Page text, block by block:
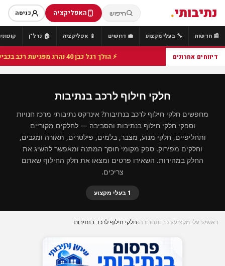
נתיבותי. חיפוש האפליקציה כניסה
📰 חדשות 🔧 בעלי מקצוע 💼 דרושים 📱 אפליקציה 🏠 נדל"ן
דיווחים אחרונים ⚡ הולך רגל כבן 40 נהרג מפגיעת רכב בכביש 25 סמוך לצומת הנשיא, מתנדבי זק"א פועלו בזירה
חלקי חילוף לרכב בנתיבות
מחפשים חלקי חילוף לרכב בנתיבות? אינדקס נתיבותי מרכז חנויות
וספקי חלקי חילוף בנתיבות והסביבה — לחלקים מקוריים
ותחליפיים, חלקי מנוע, מצבר, בלמים, פילטרים, תאורה ומגבים,
וחלקים מפירוק. ספק מקומי חוסך המתנה ומאפשר להשיג את
החלק במהירות. השאירו פרטים ומצאו את חלק החילוף שאתם
צריכים.
1 בעלי מקצוע
ראשי›בעלי מקצוע›רכב ותחבורה›חלקי חילוף לרכב בנתיבות